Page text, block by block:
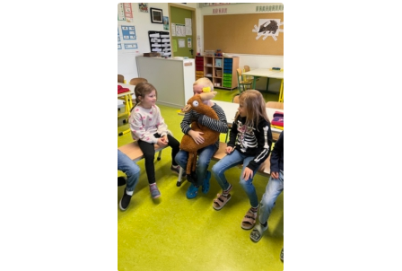
Zunächst wurde den Kindern die Geschichte „Alberto –
einfach einzigartig“ vorgelesen. Mit viel Ausdruck und
Wärme tauchten die Schülerinnen und Schüler in die
Welt von Alberto ein und lauschten begeistert dem
spannenden und zugleich herzerwärmenden
Im Anschluss an die Lesung wartete ein weiteres
Highlight: Jedes Kind erhielt eine ABC-Tüte, die mit
kleinen Überraschungen gefüllt war, die Lust aufs
Lesen, Entdecken und Ausprobieren machen. Die
Freude in den Klassen war groß, und die Kinder
nahmen ihre Tüten stolz entgegen.